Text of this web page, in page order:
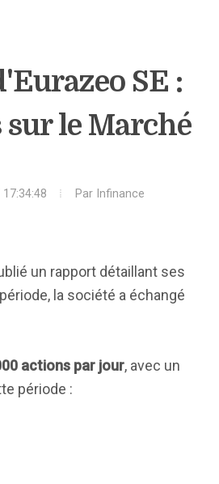
SE :
sur le Marché
Par Infinance
un rapport détaillant ses
la société a échangé
actions par jour, avec un
période :